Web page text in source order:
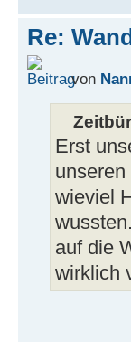
Re:
von
Erst
wieviel
auf die
wirklich